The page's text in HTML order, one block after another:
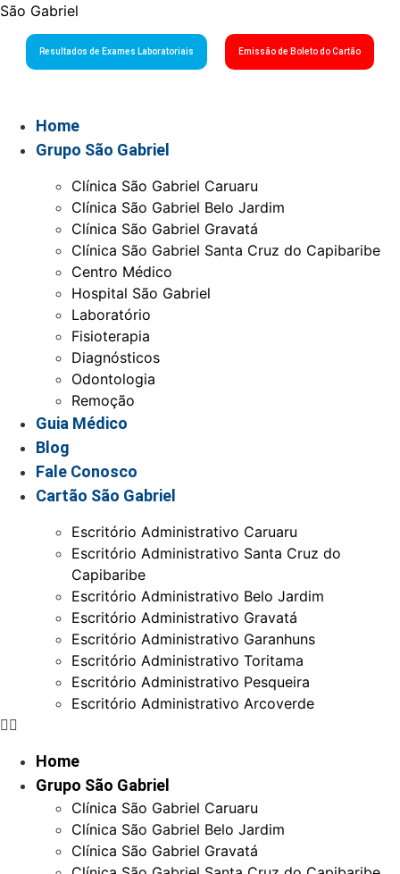
São Gabriel
Resultados de Exames Laboratoriais Emissão de Boleto do Cartão
Home
Grupo São Gabriel
Clínica São Gabriel Caruaru
Clínica São Gabriel Belo Jardim
Clínica São Gabriel Gravatá
Clínica São Gabriel Santa Cruz do Capibaribe
Centro Médico
Hospital São Gabriel
Laboratório
Fisioterapia
Diagnósticos
Odontologia
Remoção
Guia Médico
Blog
Fale Conosco
Cartão São Gabriel
Escritório Administrativo Caruaru
Escritório Administrativo Santa Cruz do
Capibaribe
Escritório Administrativo Belo Jardim
Escritório Administrativo Gravatá
Escritório Administrativo Garanhuns
Escritório Administrativo Toritama
Escritório Administrativo Pesqueira
Escritório Administrativo Arcoverde
Home
Grupo São Gabriel
Clínica São Gabriel Caruaru
Clínica São Gabriel Belo Jardim
Clínica São Gabriel Gravatá